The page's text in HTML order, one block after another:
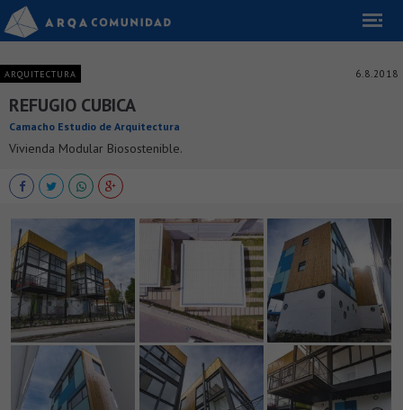
ARQUITECTURA 6.8.2018
REFUGIO CUBICA
Camacho Estudio de Arquitectura
Vivienda Modular Biosostenible.